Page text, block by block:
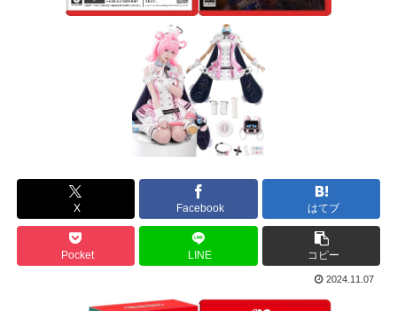
X Facebook はてブ
Pocket LINE コピー
2024.11.07